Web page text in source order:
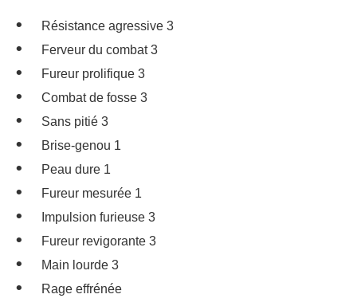
Résistance agressive 3
Ferveur du combat 3
Fureur prolifique 3
Combat de fosse 3
Sans pitié 3
Brise-genou 1
Peau dure 1
Fureur mesurée 1
Impulsion furieuse 3
Fureur revigorante 3
Main lourde 3
Rage effrénée